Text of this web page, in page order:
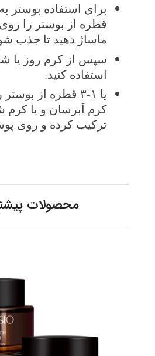
قطره از بوستر را
ماساژ دهید تا جذب
سپس از کرم روز یا
استفاده کنید.
یا ۱-۳ قطره از
کرم آبرسان و یا
ترکیب کرده و روی
محصولات